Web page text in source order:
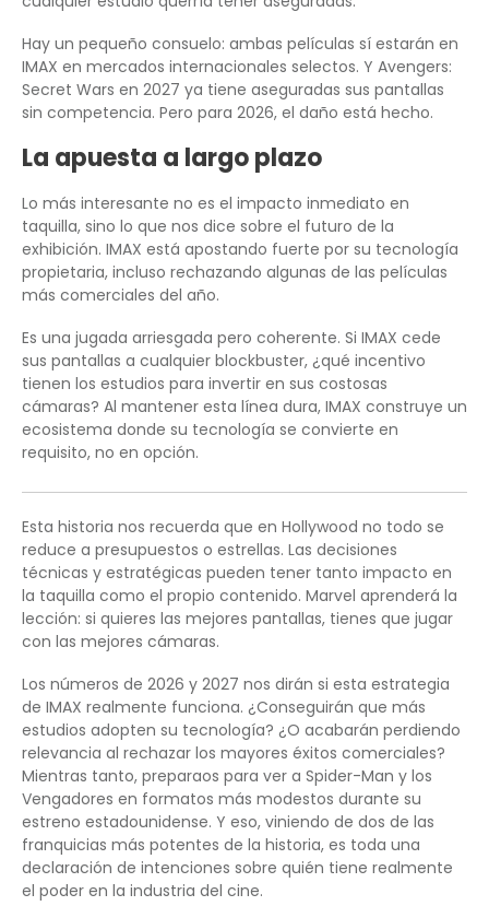
Hay un pequeño consuelo: ambas películas sí estarán en
IMAX en mercados internacionales selectos. Y Avengers:
Secret Wars en 2027 ya tiene aseguradas sus pantallas
sin competencia. Pero para 2026, el daño está hecho.
La apuesta a largo plazo
Lo más interesante no es el impacto inmediato en
taquilla, sino lo que nos dice sobre el futuro de la
exhibición. IMAX está apostando fuerte por su tecnología
propietaria, incluso rechazando algunas de las películas
más comerciales del año.
Es una jugada arriesgada pero coherente. Si IMAX cede
sus pantallas a cualquier blockbuster, ¿qué incentivo
tienen los estudios para invertir en sus costosas
cámaras? Al mantener esta línea dura, IMAX construye un
ecosistema donde su tecnología se convierte en
requisito, no en opción.
Esta historia nos recuerda que en Hollywood no todo se
reduce a presupuestos o estrellas. Las decisiones
técnicas y estratégicas pueden tener tanto impacto en
la taquilla como el propio contenido. Marvel aprenderá la
lección: si quieres las mejores pantallas, tienes que jugar
con las mejores cámaras.
Los números de 2026 y 2027 nos dirán si esta estrategia
de IMAX realmente funciona. ¿Conseguirán que más
estudios adopten su tecnología? ¿O acabarán perdiendo
relevancia al rechazar los mayores éxitos comerciales?
Mientras tanto, preparaos para ver a Spider-Man y los
Vengadores en formatos más modestos durante su
estreno estadounidense. Y eso, viniendo de dos de las
franquicias más potentes de la historia, es toda una
declaración de intenciones sobre quién tiene realmente
el poder en la industria del cine.